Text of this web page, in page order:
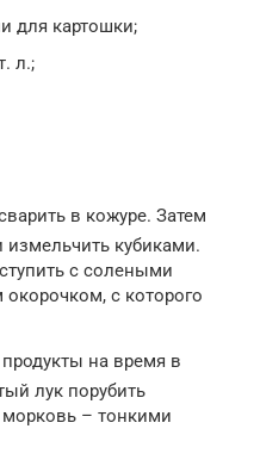
для картошки;
л.;
в кожуре. Затем
измельчить кубиками.
с солеными
с которого
на время в
лук порубить
– тонкими